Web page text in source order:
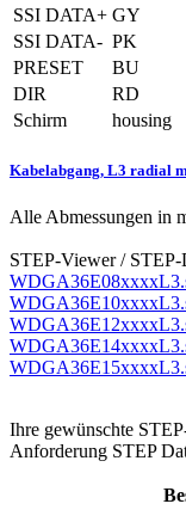
SSI DATA+ GY
SSI DATA- PK
PRESET
BU
DIR
RD
Schirm
housing
Kabelabgang, L3 radial
Alle Abmessungen in
STEP-Viewer / STEP-
Ihre gewünschte
Anforderung STEP